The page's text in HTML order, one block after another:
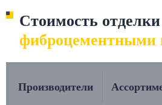
Стоимость
фиброцементными
Производители